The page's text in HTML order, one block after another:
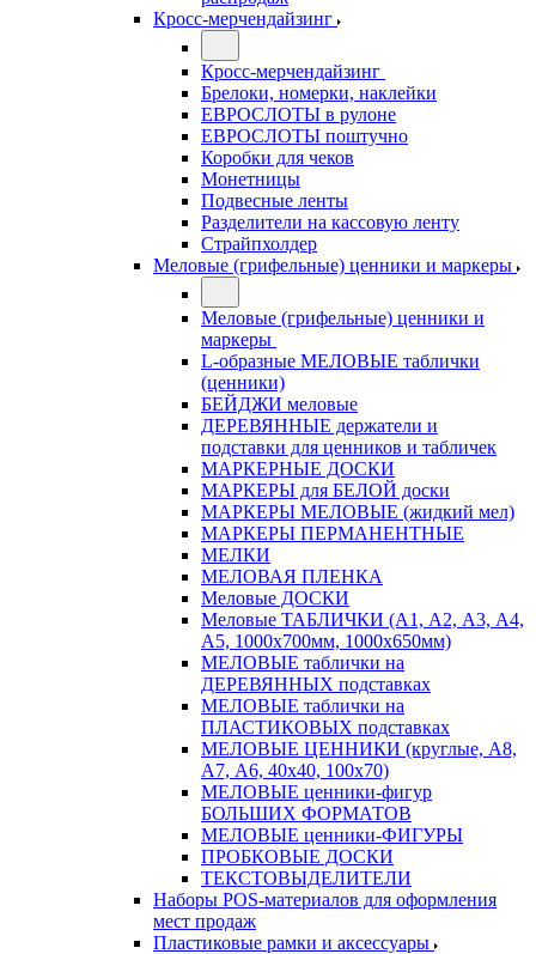
Кросс-мерчендайзинг
Кросс-мерчендайзинг
Брелоки, номерки, наклейки
ЕВРОСЛОТЫ в рулоне
ЕВРОСЛОТЫ поштучно
Коробки для чеков
Монетницы
Подвесные ленты
Разделители на кассовую ленту
Страйпхолдер
Меловые (грифельные) ценники и маркеры
Меловые (грифельные) ценники и
маркеры
L-образные МЕЛОВЫЕ таблички
(ценники)
БЕЙДЖИ меловые
ДЕРЕВЯННЫЕ держатели и
подставки для ценников и табличек
МАРКЕРНЫЕ ДОСКИ
МАРКЕРЫ для БЕЛОЙ доски
МАРКЕРЫ МЕЛОВЫЕ (жидкий мел)
МАРКЕРЫ ПЕРМАНЕНТНЫЕ
МЕЛКИ
МЕЛОВАЯ ПЛЕНКА
Меловые ДОСКИ
Меловые ТАБЛИЧКИ (А1, А2, А3, А4,
А5, 1000х700мм, 1000х650мм)
МЕЛОВЫЕ таблички на
ДЕРЕВЯННЫХ подставках
МЕЛОВЫЕ таблички на
ПЛАСТИКОВЫХ подставках
МЕЛОВЫЕ ЦЕННИКИ (круглые, А8,
А7, А6, 40х40, 100х70)
МЕЛОВЫЕ ценники-фигур
БОЛЬШИХ ФОРМАТОВ
МЕЛОВЫЕ ценники-ФИГУРЫ
ПРОБКОВЫЕ ДОСКИ
ТЕКСТОВЫДЕЛИТЕЛИ
Наборы POS-материалов для оформления
мест продаж
Пластиковые рамки и аксессуары